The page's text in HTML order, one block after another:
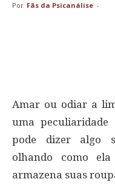
Por Fãs da Psicanálise -
Amar ou odiar a
uma peculiaridade
pode dizer algo
olhando como
armazena suas